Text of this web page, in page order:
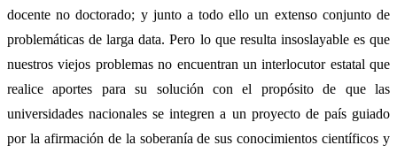
docente no doctorado; y junto a todo ello un extenso conjunto de
problemáticas de larga data. Pero lo que resulta insoslayable es que
nuestros viejos problemas no encuentran un interlocutor estatal que
realice aportes para su solución con el propósito de que las
universidades nacionales se integren a un proyecto de país guiado
por la afirmación de la soberanía de sus conocimientos científicos y